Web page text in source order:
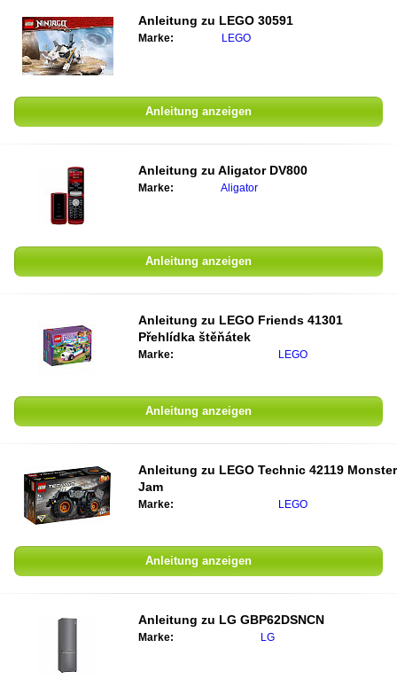
Anleitung zu LEGO 30591
Marke: LEGO
Anleitung anzeigen
Anleitung zu Aligator DV800
Marke: Aligator
Anleitung anzeigen
Anleitung zu LEGO Friends 41301
Přehlídka štěňátek
Marke: LEGO
Anleitung anzeigen
Anleitung zu LEGO Technic 42119 Monster
Jam
Marke: LEGO
Anleitung anzeigen
Anleitung zu LG GBP62DSNCN
Marke: LG